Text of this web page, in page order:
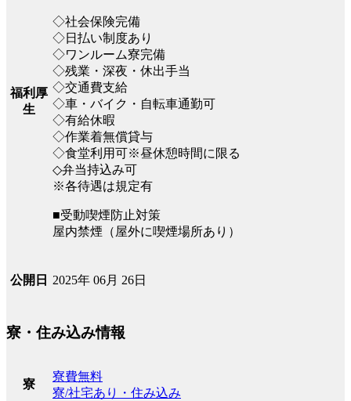
福利厚
生
◇社会保険完備
◇日払い制度あり
◇ワンルーム寮完備
◇残業・深夜・休出手当
◇交通費支給
◇車・バイク・自転車通勤可
◇有給休暇
◇作業着無償貸与
◇食堂利用可※昼休憩時間に限る
◇弁当持込み可
※各待遇は規定有
■受動喫煙防止対策
屋内禁煙（屋外に喫煙場所あり）
公開日 2025年 06月 26日
寮・住み込み情報
寮
寮費無料
寮/社宅あり・住み込み